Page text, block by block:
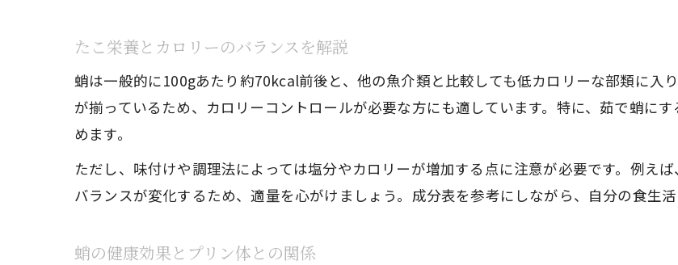
タコとイカのプリン体・カロリー比較
食べ過ぎによる蛸のデメリットも知って安
タコを多く食べた場合のリスクと注意点
蛸のプリン体や塩分が及ぼす影響を解
たこ栄養とカロリーのバランスを解説
蛸は一般的に100gあたり約70kcal前後と、他の魚介類と比較しても低カロリーな部類に入
が揃っているため、カロリーコントロールが必要な方にも適しています。特に、茹で蛸に
めます。
ただし、味付けや調理法によっては塩分やカロリーが増加する点に注意が必要です。例え
バランスが変化するため、適量を心がけましょう。成分表を参考にしながら、自分の食生
蛸の健康効果とプリン体との関係